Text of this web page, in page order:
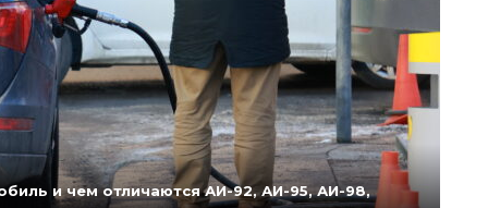
и чем отличаются АИ-92, АИ-95, АИ-98,